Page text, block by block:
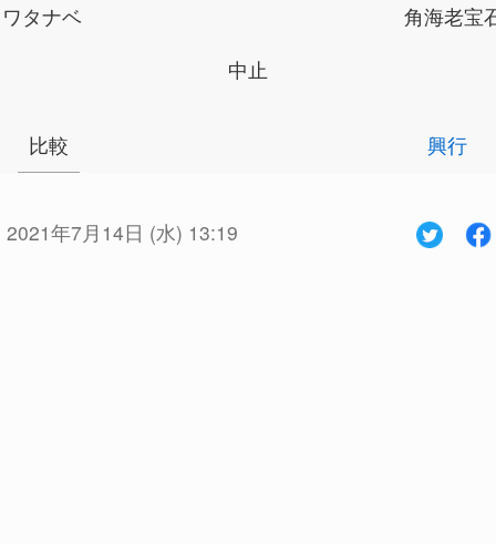
ワタナベ
角海老宝
中止
比較 興行
2021年7月14日 (水) 13:19